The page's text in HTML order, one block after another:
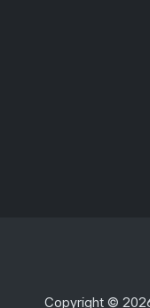
Copyright ©